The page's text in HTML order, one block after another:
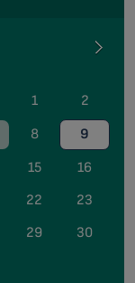
1
2
8
9
15
16
22
23
29
30